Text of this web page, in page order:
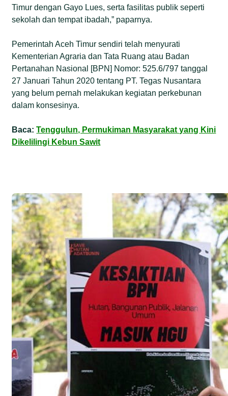
Timur dengan Gayo Lues, serta fasilitas publik seperti
sekolah dan tempat ibadah,” paparnya.
Pemerintah Aceh Timur sendiri telah menyurati
Kementerian Agraria dan Tata Ruang atau Badan
Pertanahan Nasional [BPN] Nomor: 525.6/797 tanggal
27 Januari Tahun 2020 tentang PT. Tegas Nusantara
yang belum pernah melakukan kegiatan perkebunan
dalam konsesinya.
Baca:Tenggulun, Permukiman Masyarakat yang Kini
Dikelilingi Kebun Sawit